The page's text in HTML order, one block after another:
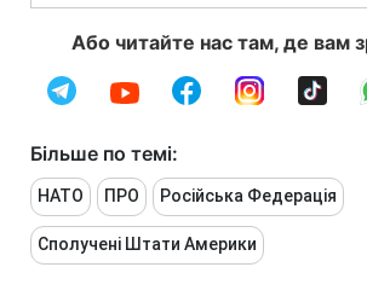
Або читайте нас там, де вам
Більше по темі:
НАТО ПРО Російська Федерація
Сполучені Штати Америки